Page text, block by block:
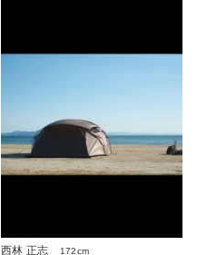
西林 正志
172cm